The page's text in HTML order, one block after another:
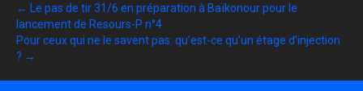
← Le pas de tir 31/6 en préparation à Baïkonour pour le
lancement de Resours-P n°4
Pour ceux qui ne le savent pas: qu’est-ce qu’un étage d’injection
? →